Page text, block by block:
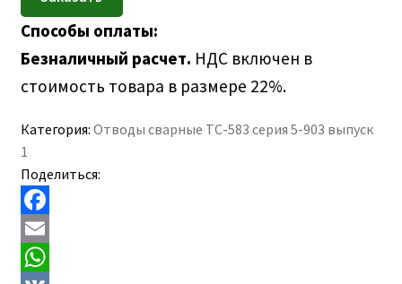
Способы оплаты:
Безналичный расчет. НДС включен в
стоимость товара в размере 22%.
Категория: Отводы сварные ТС-583 серия 5-903 выпуск
1
Поделиться:
F
aE